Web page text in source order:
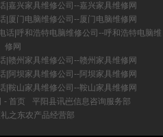
|嘉兴家具维修公司--嘉兴家具维修网
|厦门电脑维修公司--厦门电脑维修网
话|呼和浩特电脑维修公司--呼和浩特电脑维
修网
|赣州家具维修公司--赣州家具维修网
|阿坝家具维修公司--阿坝家具维修网
|鞍山家具维修公司--鞍山家具维修网
- 首页
平阳县讯岜信息咨询服务部
之东农产品经营部